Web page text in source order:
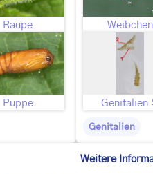
Raupe
Puppe
Weibchen
Genitalien
Genitalien
Weitere